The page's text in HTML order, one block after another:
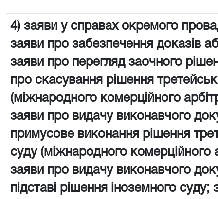
4) заяви у справах окремого
заяви про забезпечення доказів
заяви про перегляд заочного
про скасування рішення
(міжнародного комерційного
заяви про видачу виконавчого
примусове виконання рішення
суду (міжнародного комерційного
заяви про видачу виконавчого
підставі рішення іноземного суду;